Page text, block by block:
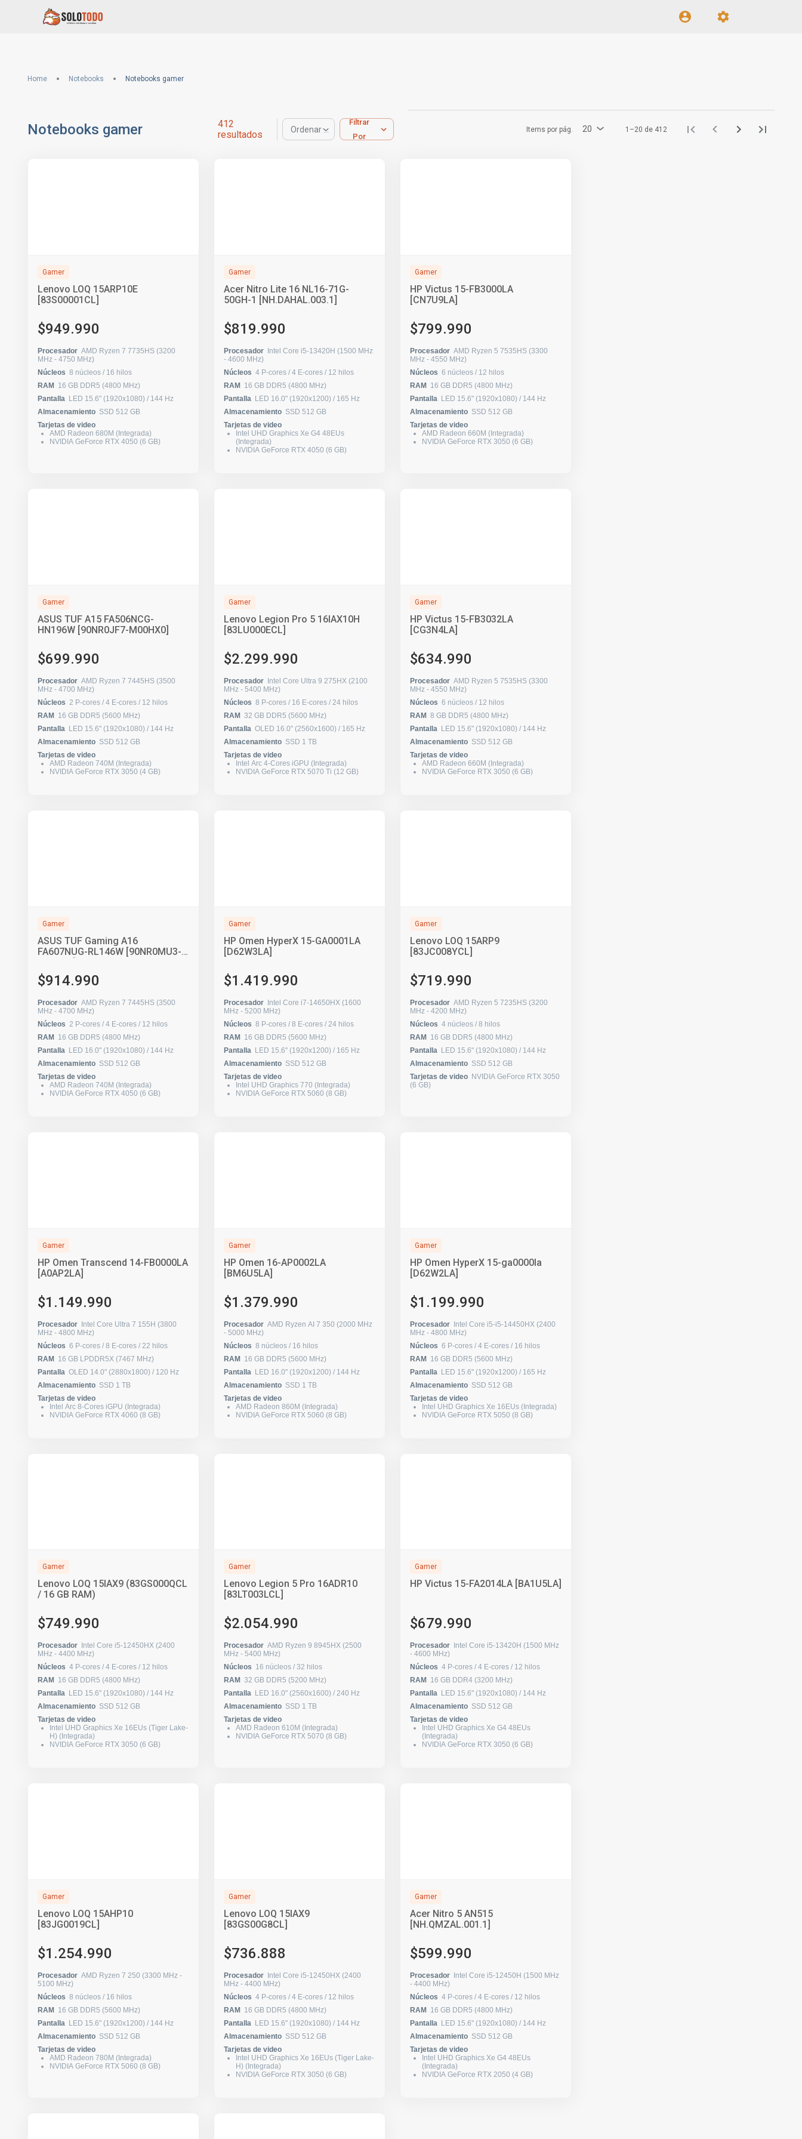
Home Notebooks Notebooks gamer
Notebooks gamer
412
resultados
Ordenar por
Filtrar
Por
Items por pág. 20 1–20 de 412
Gamer
Lenovo LOQ 15ARP10E
[83S00001CL]
$949.990
Procesador AMD Ryzen 7 7735HS (3200
MHz - 4750 MHz)
Núcleos
8 núcleos / 16 hilos
RAM 16 GB DDR5 (4800 MHz)
Pantalla
LED 15.6" (1920x1080) / 144 Hz
Almacenamiento SSD 512 GB
Tarjetas de video
AMD Radeon 680M (Integrada)
NVIDIA GeForce RTX 4050 (6 GB)
Gamer
Acer Nitro Lite 16 NL16-71G-
50GH-1 [NH.DAHAL.003.1]
$819.990
Procesador Intel Core i5-13420H (1500 MHz
- 4600 MHz)
Núcleos
4 P-cores / 4 E-cores / 12 hilos
RAM 16 GB DDR5 (4800 MHz)
Pantalla
LED 16.0" (1920x1200) / 165 Hz
Almacenamiento SSD 512 GB
Tarjetas de video
Intel UHD Graphics Xe G4 48EUs
(Integrada)
NVIDIA GeForce RTX 4050 (6 GB)
Gamer
HP Victus 15-FB3000LA
[CN7U9LA]
$799.990
Procesador AMD Ryzen 5 7535HS (3300
MHz - 4550 MHz)
Núcleos
6 núcleos / 12 hilos
RAM 16 GB DDR5 (4800 MHz)
Pantalla
LED 15.6" (1920x1080) / 144 Hz
Almacenamiento SSD 512 GB
Tarjetas de video
AMD Radeon 660M (Integrada)
NVIDIA GeForce RTX 3050 (6 GB)
Gamer
ASUS TUF A15 FA506NCG-
HN196W [90NR0JF7-M00HX0]
$699.990
Procesador AMD Ryzen 7 7445HS (3500
MHz - 4700 MHz)
Núcleos
2 P-cores / 4 E-cores / 12 hilos
RAM 16 GB DDR5 (5600 MHz)
Pantalla
LED 15.6" (1920x1080) / 144 Hz
Almacenamiento SSD 512 GB
Tarjetas de video
AMD Radeon 740M (Integrada)
NVIDIA GeForce RTX 3050 (4 GB)
Gamer
Lenovo Legion Pro 5 16IAX10H
[83LU000ECL]
$2.299.990
Procesador Intel Core Ultra 9 275HX (2100
MHz - 5400 MHz)
Núcleos
8 P-cores / 16 E-cores / 24 hilos
RAM 32 GB DDR5 (5600 MHz)
Pantalla
OLED 16.0" (2560x1600) / 165 Hz
Almacenamiento SSD 1 TB
Tarjetas de video
Intel Arc 4-Cores iGPU (Integrada)
NVIDIA GeForce RTX 5070 Ti (12 GB)
Gamer
HP Victus 15-FB3032LA
[CG3N4LA]
$634.990
Procesador AMD Ryzen 5 7535HS (3300
MHz - 4550 MHz)
Núcleos
6 núcleos / 12 hilos
RAM 8 GB DDR5 (4800 MHz)
Pantalla
LED 15.6" (1920x1080) / 144 Hz
Almacenamiento SSD 512 GB
Tarjetas de video
AMD Radeon 660M (Integrada)
NVIDIA GeForce RTX 3050 (6 GB)
Gamer
ASUS TUF Gaming A16
FA607NUG-RL146W [90NR0MU3-
$914.990
Procesador AMD Ryzen 7 7445HS (3500
MHz - 4700 MHz)
Núcleos
2 P-cores / 4 E-cores / 12 hilos
RAM 16 GB DDR5 (4800 MHz)
Pantalla
LED 16.0" (1920x1080) / 144 Hz
Almacenamiento SSD 512 GB
Tarjetas de video
AMD Radeon 740M (Integrada)
NVIDIA GeForce RTX 4050 (6 GB)
Gamer
HP Omen HyperX 15-GA0001LA
[D62W3LA]
$1.419.990
Procesador Intel Core i7-14650HX (1600
MHz - 5200 MHz)
Núcleos
8 P-cores / 8 E-cores / 24 hilos
RAM 16 GB DDR5 (5600 MHz)
Pantalla
LED 15.6" (1920x1200) / 165 Hz
Almacenamiento SSD 512 GB
Tarjetas de video
Intel UHD Graphics 770 (Integrada)
NVIDIA GeForce RTX 5060 (8 GB)
Gamer
Lenovo LOQ 15ARP9
[83JC008YCL]
$719.990
Procesador AMD Ryzen 5 7235HS (3200
MHz - 4200 MHz)
Núcleos
4 núcleos / 8 hilos
RAM 16 GB DDR5 (4800 MHz)
Pantalla
LED 15.6" (1920x1080) / 144 Hz
Almacenamiento SSD 512 GB
Tarjetas de video NVIDIA GeForce RTX 3050
(6 GB)
Gamer
HP Omen Transcend 14-FB0000LA
[A0AP2LA]
$1.149.990
Procesador Intel Core Ultra 7 155H (3800
MHz - 4800 MHz)
Núcleos
6 P-cores / 8 E-cores / 22 hilos
RAM 16 GB LPDDR5X (7467 MHz)
Pantalla
OLED 14.0" (2880x1800) / 120 Hz
Almacenamiento SSD 1 TB
Tarjetas de video
Intel Arc 8-Cores iGPU (Integrada)
NVIDIA GeForce RTX 4060 (8 GB)
Gamer
HP Omen 16-AP0002LA
[BM6U5LA]
$1.379.990
Procesador AMD Ryzen AI 7 350 (2000 MHz
- 5000 MHz)
Núcleos
8 núcleos / 16 hilos
RAM 16 GB DDR5 (5600 MHz)
Pantalla
LED 16.0" (1920x1200) / 144 Hz
Almacenamiento SSD 1 TB
Tarjetas de video
AMD Radeon 860M (Integrada)
NVIDIA GeForce RTX 5060 (8 GB)
Gamer
HP Omen HyperX 15-ga0000la
[D62W2LA]
$1.199.990
Procesador Intel Core i5-i5-14450HX (2400
MHz - 4800 MHz)
Núcleos
6 P-cores / 4 E-cores / 16 hilos
RAM 16 GB DDR5 (5600 MHz)
Pantalla
LED 15.6" (1920x1200) / 165 Hz
Almacenamiento SSD 512 GB
Tarjetas de video
Intel UHD Graphics Xe 16EUs (Integrada)
NVIDIA GeForce RTX 5050 (8 GB)
Gamer
Lenovo LOQ 15IAX9 (83GS000QCL
/ 16 GB RAM)
$749.990
Procesador
Intel Core i5-12450HX (2400
MHz - 4400 MHz)
Núcleos
4 P-cores / 4 E-cores / 12 hilos
RAM
16 GB DDR5 (4800 MHz)
Pantalla
LED 15.6" (1920x1080) / 144 Hz
Almacenamiento SSD 512 GB
Tarjetas de video
Intel UHD Graphics Xe 16EUs (Tiger Lake-
H) (Integrada)
NVIDIA GeForce RTX 3050 (6 GB)
Gamer
Lenovo Legion 5 Pro 16ADR10
[83LT003LCL]
$2.054.990
Procesador AMD Ryzen 9 8945HX (2500
MHz - 5400 MHz)
Núcleos
16 núcleos / 32 hilos
RAM 32 GB DDR5 (5200 MHz)
Pantalla
LED 16.0" (2560x1600) / 240 Hz
Almacenamiento SSD 1 TB
Tarjetas de video
AMD Radeon 610M (Integrada)
NVIDIA GeForce RTX 5070 (8 GB)
Gamer
HP Victus 15-FA2014LA [BA1U5LA]
$679.990
Procesador
Intel Core i5-13420H (1500 MHz
- 4600 MHz)
Núcleos
4 P-cores / 4 E-cores / 12 hilos
RAM
16 GB DDR4 (3200 MHz)
Pantalla
LED 15.6" (1920x1080) / 144 Hz
Almacenamiento SSD 512 GB
Tarjetas de video
Intel UHD Graphics Xe G4 48EUs
(Integrada)
NVIDIA GeForce RTX 3050 (6 GB)
Gamer
Lenovo LOQ 15AHP10
[83JG0019CL]
$1.254.990
Procesador AMD Ryzen 7 250 (3300 MHz -
5100 MHz)
Núcleos
8 núcleos / 16 hilos
RAM
16 GB DDR5 (5600 MHz)
Pantalla
LED 15.6" (1920x1200) / 144 Hz
Almacenamiento SSD 512 GB
Tarjetas de video
AMD Radeon 780M (Integrada)
NVIDIA GeForce RTX 5060 (8 GB)
Gamer
Lenovo LOQ 15IAX9
[83GS00G8CL]
$736.888
Procesador
Intel Core i5-12450HX (2400
MHz - 4400 MHz)
Núcleos
4 P-cores / 4 E-cores / 12 hilos
RAM
16 GB DDR5 (4800 MHz)
Pantalla
LED 15.6" (1920x1080) / 144 Hz
Almacenamiento SSD 512 GB
Tarjetas de video
Intel UHD Graphics Xe 16EUs (Tiger Lake-
H) (Integrada)
NVIDIA GeForce RTX 3050 (6 GB)
Gamer
Acer Nitro 5 AN515
[NH.QMZAL.001.1]
$599.990
Procesador
Intel Core i5-12450H (1500 MHz
- 4400 MHz)
Núcleos
4 P-cores / 4 E-cores / 12 hilos
RAM
16 GB DDR5 (4800 MHz)
Pantalla
LED 15.6" (1920x1080) / 144 Hz
Almacenamiento SSD 512 GB
Tarjetas de video
Intel UHD Graphics Xe G4 48EUs
(Integrada)
NVIDIA GeForce RTX 2050 (4 GB)